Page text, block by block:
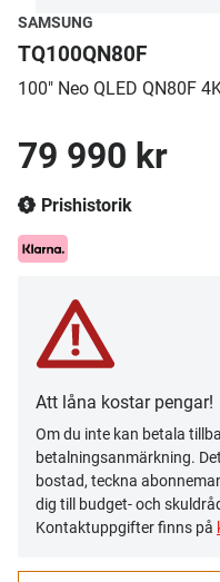
SAMSUNG
TQ100QN80F
100" Neo QLED QN80F
79 990 kr
Prishistorik
Att låna kostar pengar!
Om du inte kan betala
betalningsanmärkning.
bostad, teckna
dig till budget- och
Kontaktuppgifter finns på